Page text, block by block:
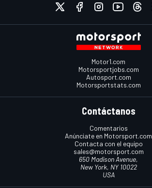
Motor1.com
Motorsportjobs.com
Autosport.com
Motorsportstats.com
Contáctanos
Comentarios
Anúnciate en Motorsport.com
Contacta con el equipo
sales@motorsport.com
650 Madison Avenue,
New York, NY 10022
USA